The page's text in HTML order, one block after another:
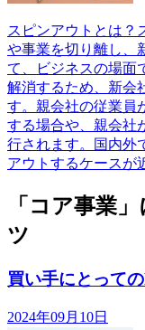
スピンアウトとは？
や事業を切り離し、
て、ビジネスの場面
解消するため、新会
す。親会社の従業員
する場合や、親会社
行されます。国内外
アウトするケースが
「コア事業
ツ
買い手にとって
2024年09月10日